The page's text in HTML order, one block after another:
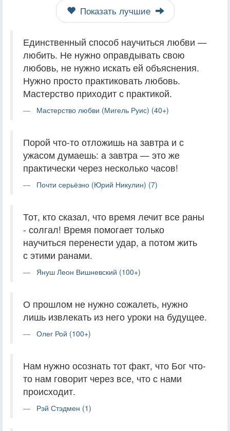
Показать лучшие
Единственный способ научиться любви —
любить. Не нужно оправдывать свою
любовь, не нужно искать ей объяснения.
Нужно просто практиковать любовь.
Мастерство приходит с практикой.
Мастерство любви (Мигель Руис) (40+)
Порой что-то отложишь на завтра и с
ужасом думаешь: а завтра — это же
практически через несколько часов!
Почти серьёзно (Юрий Никулин) (7)
Тот, кто сказал, что время лечит все раны
- солгал! Время помогает только
научиться перенести удар, а потом жить
с этими ранами.
Януш Леон Вишневский (100+)
О прошлом не нужно сожалеть, нужно
лишь извлекать из него уроки на будущее.
Олег Рой (100+)
Нам нужно осознать тот факт, что Бог что-
то нам говорит через все, что с нами
происходит.
Рэй Стэдмен (1)